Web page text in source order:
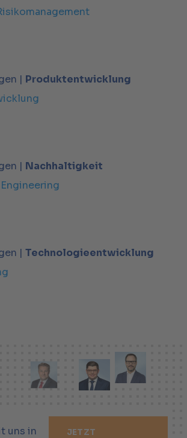
| Produktentwicklung
| Nachhaltigkeit
| Technologieentwicklung
uns in JETZT